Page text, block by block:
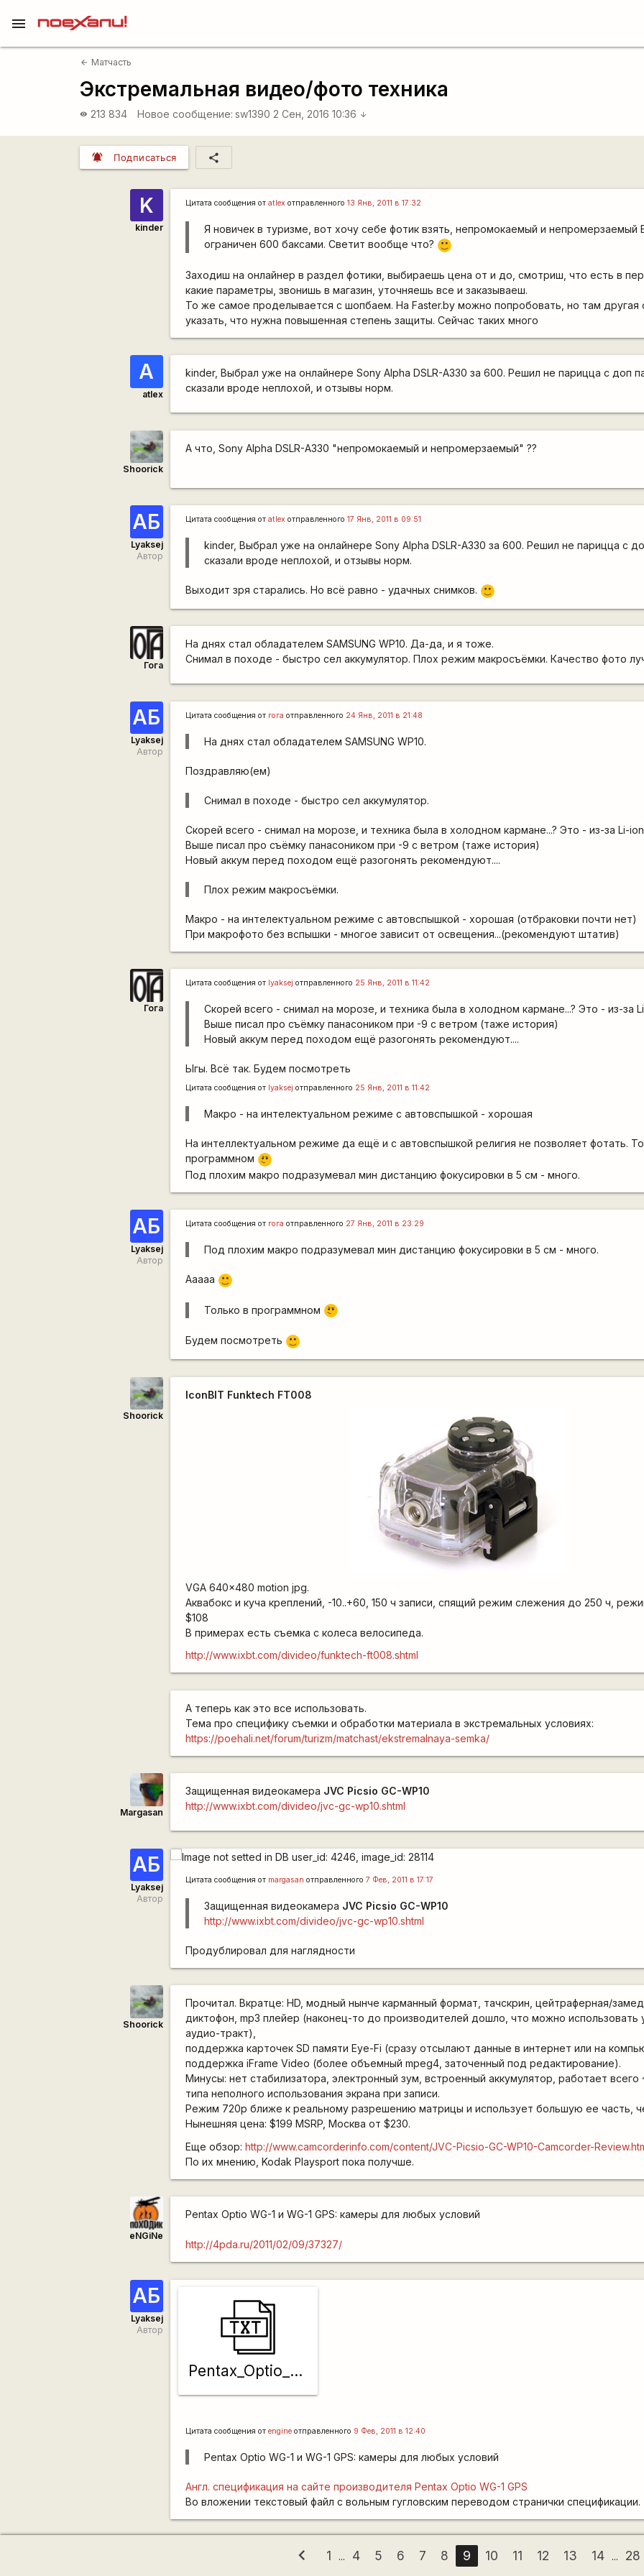
menu
arrow_back Матчасть
Экстремальная видео/фото техника
visibility 213 834 Новое сообщение: sw1390 2 Сен, 2016 10:36 arrow_downward
notifications_active Подписаться share
K
kinder
Цитата сообщения отatlex отправленного13 Янв, 2011 в 17:32
Я новичек в туризме, вот хочу себе фотик взять, непромокаемый и
ограничен 600 баксами. Светит вообще что?
:)
Заходиш на онлайнер в раздел фотики, выбираешь цена от и до, смотриш, что есть в
какие параметры, звонишь в магазин, уточняешь все и заказываеш.
То же самое проделывается с шопбаем. На Faster.by можно попробовать, но там другая
указать, что нужна повышенная степень защиты. Сейчас таких много
A
atlex
kinder, Выбрал уже на онлайнере Sony Alpha DSLR-A330 за 600. Решил не парицца с доп
сказали вроде неплохой, и отзывы норм.
Shoorick
А что, Sony Alpha DSLR-A330 "непромокаемый и непромерзаемый" ??
АБ
Lyaksej
Автор
Цитата сообщения отatlex отправленного17 Янв, 2011 в 09:51
kinder, Выбрал уже на онлайнере Sony Alpha DSLR-A330 за 600. Решил не парицца с
сказали вроде неплохой, и отзывы норм.
Выходит зря старались. Но всё равно - удачных снимков. :)
Гога
На днях стал обладателем SAMSUNG WP10. Да-да, и я тоже.
Снимал в походе - быстро сел аккумулятор. Плох режим макросъёмки. Качество фото
АБ
Lyaksej
Автор
Цитата сообщения от гога отправленного 24 Янв, 2011 в 21:48
На днях стал обладателем SAMSUNG WP10.
Поздравляю(ем)
Снимал в походе - быстро сел аккумулятор.
Скорей всего - снимал на морозе, и техника была в холодном кармане...? Это - из-за Li-
Выше писал про съёмку панасоником при -9 с ветром (таже история)
Новый аккум перед походом ещё разогонять рекомендуют....
Плох режим макросъёмки.
Макро - на интелектуальном режиме с автовспышкой - хорошая (отбраковки почти нет)
При макрофото без вспышки - многое зависит от освещения...(рекомендуют штатив)
Гога
Цитата сообщения от lyaksej отправленного 25 Янв, 2011 в 11:42
Скорей всего - снимал на морозе, и техника была в холодном кармане...? Это - из-за
Выше писал про съёмку панасоником при -9 с ветром (таже история)
Новый аккум перед походом ещё разогонять рекомендуют....
Ыгы. Всё так. Будем посмотреть
Цитата сообщения от lyaksej отправленного 25 Янв, 2011 в 11:42
Макро - на интелектуальном режиме с автовспышкой - хорошая
На интеллектуальном режиме да ещё и с автовспышкой религия не позволяет фотать.
программном
\m
/
Под плохим макро подразумевал мин дистанцию фокусировки в 5 см - много.
АБ
Lyaksej
Автор
Цитата сообщения от гога отправленного 27 Янв, 2011 в 23:29
Под плохим макро подразумевал мин дистанцию фокусировки в 5 см - много.
Ааааа :)
Только в программном
\m
/
Будем посмотреть
:)
Shoorick
IconBIT Funktech FT008
VGA 640x480 motion jpg.
Аквабокс и куча креплений, -10..+60, 150 ч записи, спящий режим слежения до 250 ч,
$108
В примерах есть съемка с колеса велосипеда.
http://www.ixbt.com/divideo/funktech-ft008.shtml
А теперь как это все использовать.
Тема про специфику съемки и обработки материала в экстремальных условиях:
https://poehali.net/forum/turizm/matchast/ekstremalnaya-semka/
Margasan
Защищенная видеокамера JVC Picsio GC-WP10
http://www.ixbt.com/divideo/jvc-gc-wp10.shtml
АБ
Lyaksej
Автор
Цитата сообщения от margasan отправленного7 Фев, 2011 в 17:17
Защищенная видеокамера JVC Picsio GC-WP10
http://www.ixbt.com/divideo/jvc-gc-wp10.shtml
Продублировал для наглядности
Shoorick
Прочитал. Вкратце: HD, модный нынче карманный формат, тачскрин, цейтраферная/
диктофон, mp3 плейер (наконец-то до производителей дошло, что можно
аудио-тракт),
поддержка карточек SD памяти Eye-Fi (сразу отсылают данные в интернет или на
поддержка iFrame Video (более объемный mpeg4, заточенный под редактирование).
Минусы: нет стабилизатора, электронный зум, встроенный аккумулятор, работает
типа неполного использования экрана при записи.
Режим 720p ближе к реальному разрешению матрицы и использует большую ее часть,
Нынешняя цена: $199 MSRP, Москва от $230.
Еще обзор:http://www.camcorderinfo.com/content/JVC-Picsio-GC-WP10-Camcorder-
По их мнению, Kodak Playsport пока получше.
eNGiNe
Pentax Optio WG-1 и WG-1 GPS: камеры для любых условий
http://4pda.ru/2011/02/09/37327/
АБ
Lyaksej
Автор
Pentax_Optio_WG-1_GPS
Цитата сообщения отengine отправленного 9 Фев, 2011 в 12:40
Pentax Optio WG-1 и WG-1 GPS: камеры для любых условий
Англ. спецификация на сайте производителя Pentax Optio WG-1 GPS
Во вложении текстовый файл с вольным гугловским переводом странички спецификации.
chevron_left 1 ... 4 5 6 7 8 9 10 11 12 13 14 ... 28